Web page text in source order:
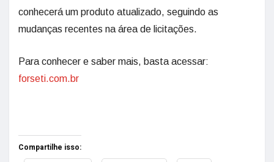
conhecerá um produto atualizado, seguindo as
mudanças recentes na área de licitações.
Para conhecer e saber mais, basta acessar:
forseti.com.br
Compartilhe isso: